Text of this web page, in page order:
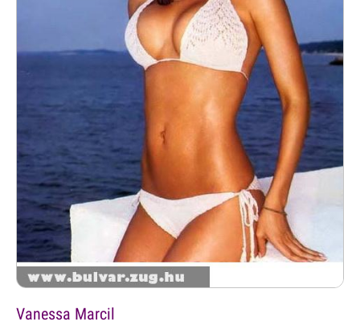
Vanessa Marcil